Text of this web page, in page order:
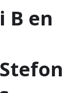
B en